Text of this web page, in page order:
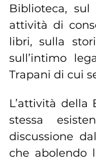
Biblioteca,
attività di
libri, sulla
sull’intimo
Trapani di cui
L’attività della
stessa
discussione
che abolendo